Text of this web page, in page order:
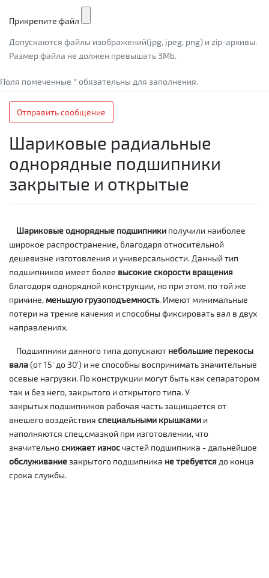
Прикрепите файл
Допускаются файлы изображений(jpg, jpeg, png) и zip-архивы.
Размер файла не должен превышать 3Mb.
Поля помеченные * обязательны для заполнения.
Отправить сообщение
Шариковые радиальные
однорядные подшипники
закрытые и открытые
Шариковые однорядные подшипники получили наиболее
широкое распространение, благодаря относительной
дешевизне изготовления и универсальности. Данный тип
подшипников имеет более высокие скорости вращения
благодоря однорядной конструкции, но при этом, по той же
причине, меньшую грузоподъемность. Имеют минимальные
потери на трение качения и способны фиксировать вал в двух
направлениях.
Подшипники данного типа допускают небольшие перекосы
вала(от 15' до 30') и не способны воспринимать значительные
осевые нагрузки. По конструкции могут быть как сепаратором
так и без него, закрытого и открытого типа. У
закрытых подшипников рабочая часть защищается от
внешего воздействия специальными крышками и
наполняются спец.смазкой при изготовлении, что
значительноснижает износчастей подшипника - дальнейшое
обслуживаниезакрытого подшипника не требуется до конца
срока службы.